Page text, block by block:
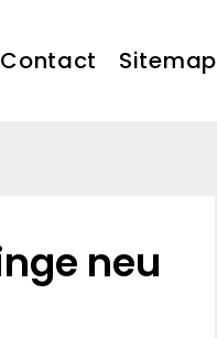
Contact Sitemap